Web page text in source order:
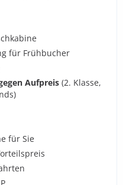
für Frühbucher
Aufpreis (2. Klasse,
für Sie